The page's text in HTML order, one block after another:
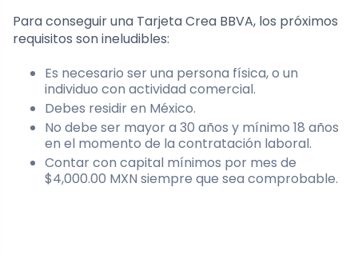
Para conseguir una Tarjeta Crea BBVA, los próximos
requisitos son ineludibles:
Es necesario ser una persona física, o un
individuo con actividad comercial.
Debes residir en México.
No debe ser mayor a 30 años y mínimo 18 años
en el momento de la contratación laboral.
Contar con capital mínimos por mes de
$4,000.00 MXN siempre que sea comprobable.